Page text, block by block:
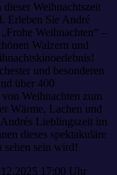
Weihnachtszeit
Erleben Sie André
Weihnachten“ –
Walzern und
und besonderen
über 400
Weihnachten zum
Wärme, Lachen und
Lieblingszeit im
dieses spektakuläre
sehen sein wird!
17:00 Uhr